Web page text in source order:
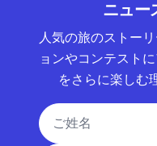
ニュー
人気の旅のストー
ョンやコンテスト
をさらに楽しむ
氏名